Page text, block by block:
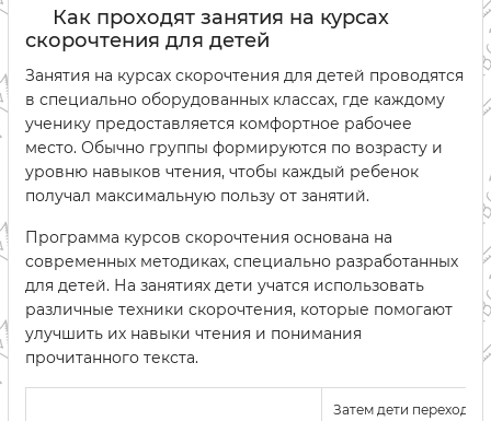
Как проходят занятия на курсах
скорочтения для детей
Занятия на курсах скорочтения для детей проводятся
в специально оборудованных классах, где каждому
ученику предоставляется комфортное рабочее
место. Обычно группы формируются по возрасту и
уровню навыков чтения, чтобы каждый ребенок
получал максимальную пользу от занятий.
Программа курсов скорочтения основана на
современных методиках, специально разработанных
для детей. На занятиях дети учатся использовать
различные техники скорочтения, которые помогают
улучшить их навыки чтения и понимания
прочитанного текста.
Затем дети переходят